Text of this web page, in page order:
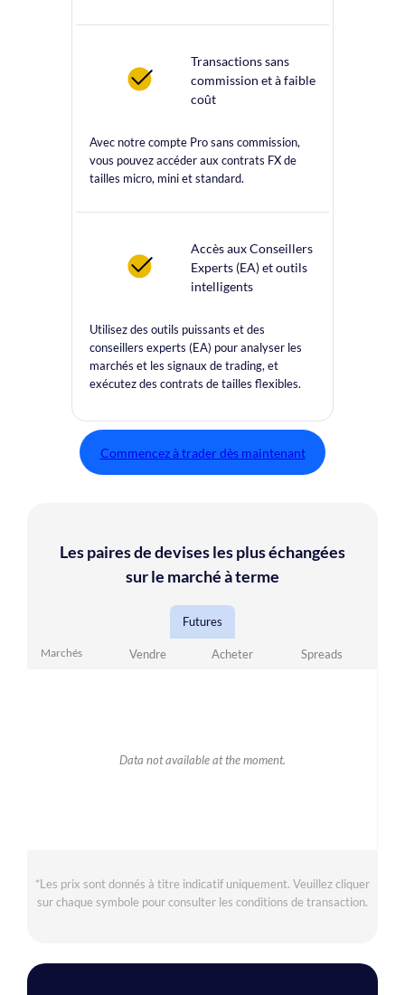
Transactions sans
commission et à faible
coût
Avec notre compte Pro sans commission,
vous pouvez accéder aux contrats FX de
tailles micro, mini et standard.
Accès aux Conseillers
Experts (EA) et outils
intelligents
Utilisez des outils puissants et des
conseillers experts (EA) pour analyser les
marchés et les signaux de trading, et
exécutez des contrats de tailles flexibles.
Commencez à trader dès maintenant
Les paires de devises les plus échangées
sur le marché à terme
Futures
Marchés Vendre Acheter Spreads
Data not available at the moment.
*Les prix sont donnés à titre indicatif uniquement. Veuillez cliquer
sur chaque symbole pour consulter les conditions de transaction.